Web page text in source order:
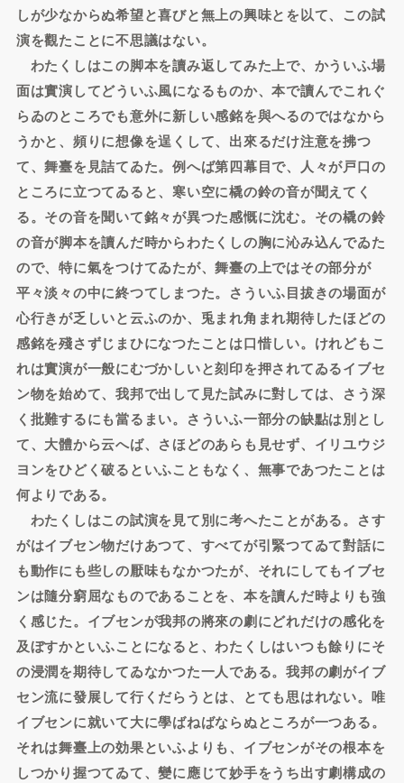
しが少なからぬ希望と喜びと無上の興味とを以て、この試
演を觀たことに不思議はない。
わたくしはこの脚本を讀み返してみた上で、かういふ場
面は實演してどういふ風になるものか、本で讀んでこれぐ
らゐのところでも意外に新しい感銘を與へるのではなから
うかと、頻りに想像を逞くして、出來るだけ注意を拂つ
て、舞臺を見詰てゐた。例へば第四幕目で、人々が戸口の
ところに立つてゐると、寒い空に橇の鈴の音が聞えてく
る。その音を聞いて銘々が異つた感慨に沈む。その橇の鈴
の音が脚本を讀んだ時からわたくしの胸に沁み込んでゐた
ので、特に氣をつけてゐたが、舞臺の上ではその部分が
平々淡々の中に終つてしまつた。さういふ目拔きの場面が
心行きが乏しいと云ふのか、兎まれ角まれ期待したほどの
感銘を殘さずじまひになつたことは口惜しい。けれどもこ
れは實演が一般にむづかしいと刻印を押されてゐるイブセ
ン物を始めて、我邦で出して見た試みに對しては、さう深
く批難するにも當るまい。さういふ一部分の缺點は別とし
て、大體から云へば、さほどのあらも見せず、イリユウジ
ヨンをひどく破るといふこともなく、無事であつたことは
何よりである。
わたくしはこの試演を見て別に考へたことがある。さす
がはイブセン物だけあつて、すべてが引緊つてゐて對話に
も動作にも些しの厭味もなかつたが、それにしてもイブセ
ンは隨分窮屈なものであることを、本を讀んだ時よりも強
く感じた。イブセンが我邦の將來の劇にどれだけの感化を
及ぼすかといふことになると、わたくしはいつも餘りにそ
の浸潤を期待してゐなかつた一人である。我邦の劇がイブ
セン流に發展して行くだらうとは、とても思はれない。唯
イブセンに就いて大に學ばねばならぬところが一つある。
それは舞臺上の効果といふよりも、イブセンがその根本を
しつかり握つてゐて、變に應じて妙手をうち出す劇構成の